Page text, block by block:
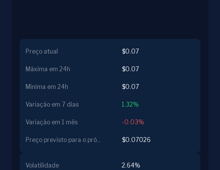
Preço atual $0.07
Máxima em 24h $0.07
Mínima em 24h $0.07
Variação em 7 dias 1.32%
Variação em 1 mês -0.03%
Preço previsto para o próximo dia $0.07026
Volatilidade 2.64%